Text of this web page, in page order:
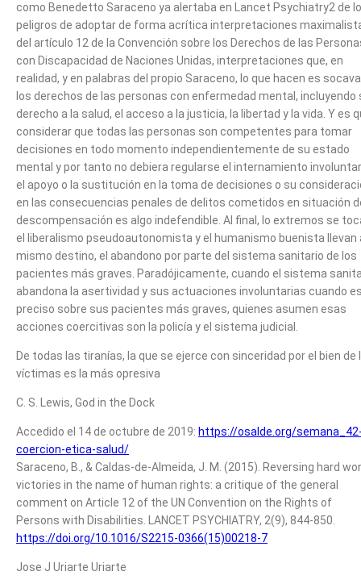
como Benedetto Saraceno ya alertaba en Lancet Psychiatry2 de
peligros de adoptar de forma acrítica interpretaciones
del artículo 12 de la Convención sobre los Derechos de las
con Discapacidad de Naciones Unidas, interpretaciones que, en
realidad, y en palabras del propio Saraceno, lo que hacen es
los derechos de las personas con enfermedad mental, incluyendo
derecho a la salud, el acceso a la justicia, la libertad y la vida. Y es
considerar que todas las personas son competentes para tomar
decisiones en todo momento independientemente de su estado
mental y por tanto no debiera regularse el internamiento
el apoyo o la sustitución en la toma de decisiones o su
en las consecuencias penales de delitos cometidos en situación
descompensación es algo indefendible. Al final, lo extremos se
el liberalismo pseudoautonomista y el humanismo buenista llevan
mismo destino, el abandono por parte del sistema sanitario de los
pacientes más graves. Paradójicamente, cuando el sistema
abandona la asertividad y sus actuaciones involuntarias cuando
preciso sobre sus pacientes más graves, quienes asumen esas
acciones coercitivas son la policía y el sistema judicial.
De todas las tiranías, la que se ejerce con sinceridad por el bien de
víctimas es la más opresiva
C. S. Lewis, God in the Dock
Accedido el 14 de octubre de 2019: https://osalde.org/
coercion-etica-salud/
Saraceno, B., & Caldas-de-Almeida, J. M. (2015). Reversing hard
victories in the name of human rights: a critique of the general
comment on Article 12 of the UN Convention on the Rights of
Persons with Disabilities. LANCET PSYCHIATRY, 2(9), 844-850.
https://doi.org/10.1016/S2215-0366(15)00218-7
Jose J Uriarte Uriarte